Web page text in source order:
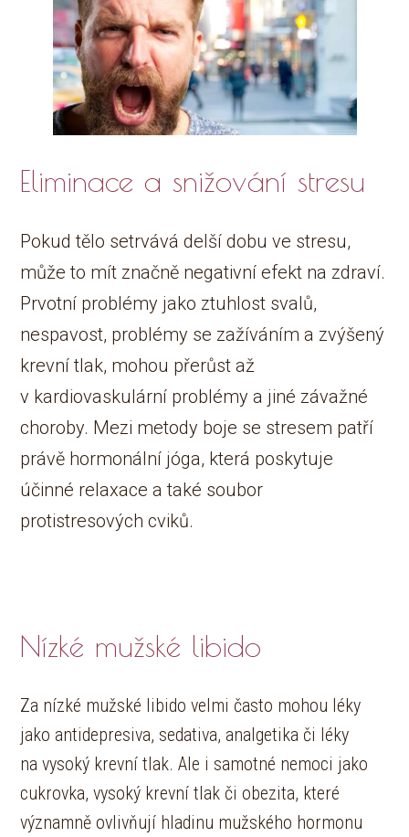
Eliminace a snižování stresu
Pokud tělo setrvává delší dobu ve stresu,
může to mít značně negativní efekt na zdraví.
Prvotní problémy jako ztuhlost svalů,
nespavost, problémy se zažíváním a zvýšený
krevní tlak, mohou přerůst až
v kardiovaskulární problémy a jiné závažné
choroby. Mezi metody boje se stresem patří
právě hormonální jóga, která poskytuje
účinné relaxace a také soubor
protistresových cviků.
Nízké mužské libido
Za nízké mužské libido velmi často mohou léky
jako antidepresiva, sedativa, analgetika či léky
na vysoký krevní tlak. Ale i samotné nemoci jako
cukrovka, vysoký krevní tlak či obezita, které
významně ovlivňují hladinu mužského hormonu